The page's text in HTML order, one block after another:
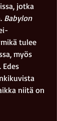
jotka
Babylon
tulee
myös
niitä on